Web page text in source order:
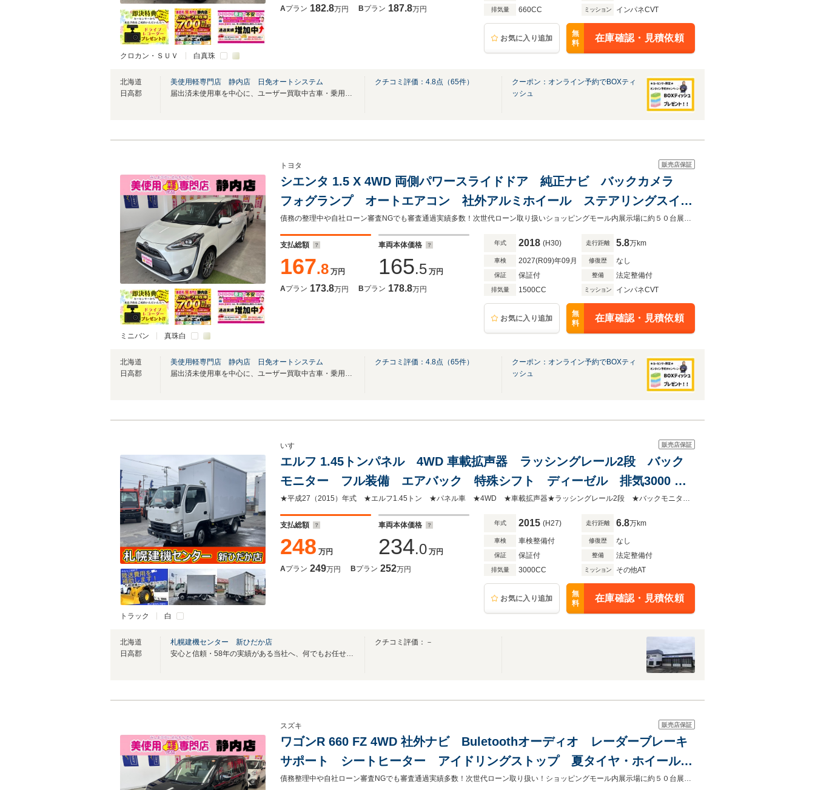
クロカン・ＳＵＶ 白真珠
Aプラン 182.8万円 Bプラン 187.8万円 排気量 660CC ミッション インパネCVT
お気に入り追加
無
料
在庫確認・見積依頼
北海道
日高郡
美使用軽専門店 静内店 日免オートシステム
届出済未使用車を中心に、ユーザー買取中古車・乗用車も展示しております！
クチコミ評価： 4.8点（65件）
クーポン：オンライン予約でBOXティ
ッシュ
ミニバン 真珠白
販売店保証
トヨタ
シエンタ 1.5 X 4WD 両側パワースライドドア 純正ナビ バックカメラ
フォグランプ オートエアコン 社外アルミホイール ステアリングスイッ
チ コネクテッドローン
債務の整理中や自社ローン審査NGでも審査通過実績多数！次世代ローン取り扱いショッピングモール内展示場に約５０台展示中です！グループ在庫は約500台！
支払総額
167.8 万円
車両本体価格
165.5 万円
Aプラン 173.8万円 Bプラン 178.8万円
年式 2018 (H30) 走行距離 5.8万km
車検 2027(R09)年09月 修復歴 なし
保証 保証付 整備 法定整備付
排気量 1500CC ミッション インパネCVT
お気に入り追加
無
料
在庫確認・見積依頼
北海道
日高郡
美使用軽専門店 静内店 日免オートシステム
届出済未使用車を中心に、ユーザー買取中古車・乗用車も展示しております！
クチコミ評価： 4.8点（65件）
クーポン：オンライン予約でBOXティ
ッシュ
トラック 白
販売店保証
いすゞ
エルフ 1.45トンパネル 4WD 車載拡声器 ラッシングレール2段 バック
モニター フル装備 エアバック 特殊シフト ディーゼル 排気3000 ハ
コ内寸 2m97cm×1m64cm×204cm(高)
★平成27（2015）年式 ★エルフ1.45トン ★パネル車 ★4WD ★車載拡声器★ラッシングレール2段 ★バックモニター ★特殊シフト ★フル装備 ★ハコ2m97cm×1m64cm×2m04cm(高)
支払総額
248 万円
車両本体価格
234.0 万円
Aプラン 249万円 Bプラン 252万円
年式 2015 (H27) 走行距離 6.8万km
車検 車検整備付 修復歴 なし
保証 保証付 整備 法定整備付
排気量 3000CC ミッション その他AT
お気に入り追加
無
料
在庫確認・見積依頼
北海道
日高郡
札幌建機センター 新ひだか店
安心と信頼・58年の実績がある当社へ、何でもお任せ下さい。
クチコミ評価：－
販売店保証
スズキ
ワゴンR 660 FZ 4WD 社外ナビ Buletoothオーディオ レーダーブレーキ
サポート シートヒーター アイドリングストップ 夏タイヤ・ホイール付
き コネクテッドローン
債務整理中や自社ローン審査NGでも審査通過実績多数！次世代ローン取り扱い！ショッピングモール内展示場に約５０台展示中です！グループ在庫は約500台！